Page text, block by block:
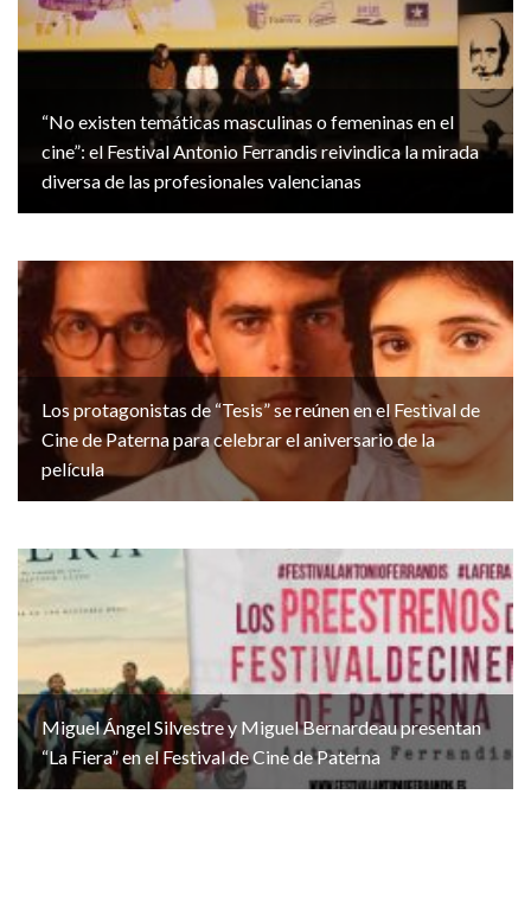
“No existen temáticas masculinas o femeninas en el
cine”: el Festival Antonio Ferrandis reivindica la mirada
diversa de las profesionales valencianas
Los protagonistas de “Tesis” se reúnen en el Festival de
Cine de Paterna para celebrar el aniversario de la
película
Miguel Ángel Silvestre y Miguel Bernardeau presentan
“La Fiera” en el Festival de Cine de Paterna